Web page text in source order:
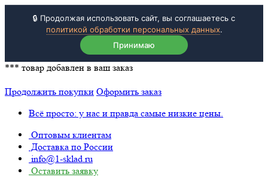
🔒 Продолжая использовать сайт, вы соглашаетесь с
политикой обработки персональных данных.
Принимаю
*** товар добавлен в ваш заказ
Продолжить покупки Оформить заказ
Всё просто: у нас и правда самые низкие цены.
Оптовым клиентам
Доставка по России
info@1-sklad.ru
Оставить заявку